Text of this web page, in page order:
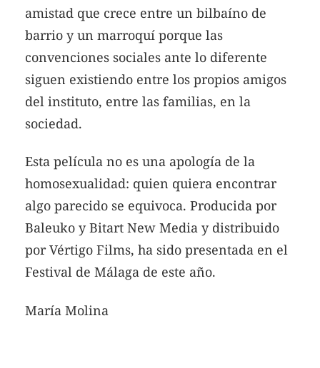
amistad que crece entre un bilbaíno de
barrio y un marroquí porque las
convenciones sociales ante lo diferente
siguen existiendo entre los propios amigos
del instituto, entre las familias, en la
sociedad.
Esta película no es una apología de la
homosexualidad: quien quiera encontrar
algo parecido se equivoca. Producida por
Baleuko y Bitart New Media y distribuido
por Vértigo Films, ha sido presentada en el
Festival de Málaga de este año.
María Molina